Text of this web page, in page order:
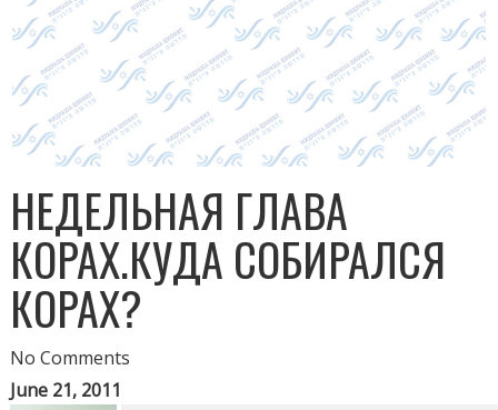
НЕДЕЛЬНАЯ ГЛАВА
КОРАХ.КУДА СОБИРАЛСЯ
КОРАХ?
No Comments
June 21, 2011